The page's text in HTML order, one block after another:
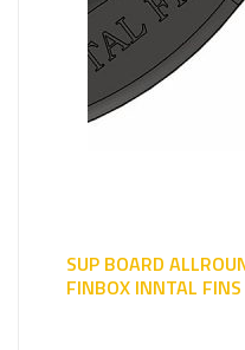
SUP BOARD
FINBOX INNTAL FINS